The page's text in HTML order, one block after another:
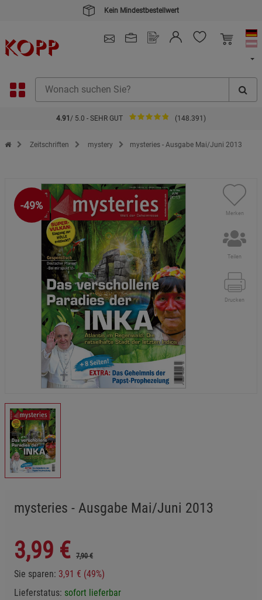
Kein Mindestbestellwert
4.91 / 5.0 - SEHR GUT (148.391)
Zur Startseite des Kopp Verlag Online-Shop
Zeitschriften mystery mysteries - Ausgabe Mai/Juni 2013
-49%
Merken
Teilen
Drucken
mysteries - Ausgabe Mai/Juni 2013
3,99 € 7,90 €
Sie sparen: 3,91 € (49%)
Lieferstatus: sofort lieferbar